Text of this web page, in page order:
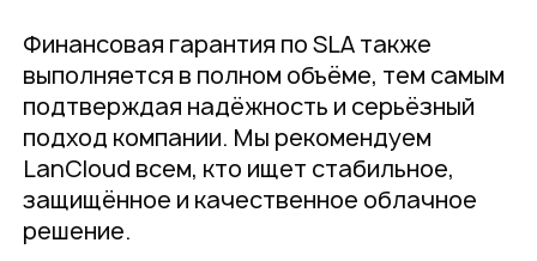
Финансовая гарантия по SLA также
выполняется в полном объёме, тем самым
подтверждая надёжность и серьёзный
подход компании. Мы рекомендуем
LanCloud всем, кто ищет стабильное,
защищённое и качественное облачное
решение.